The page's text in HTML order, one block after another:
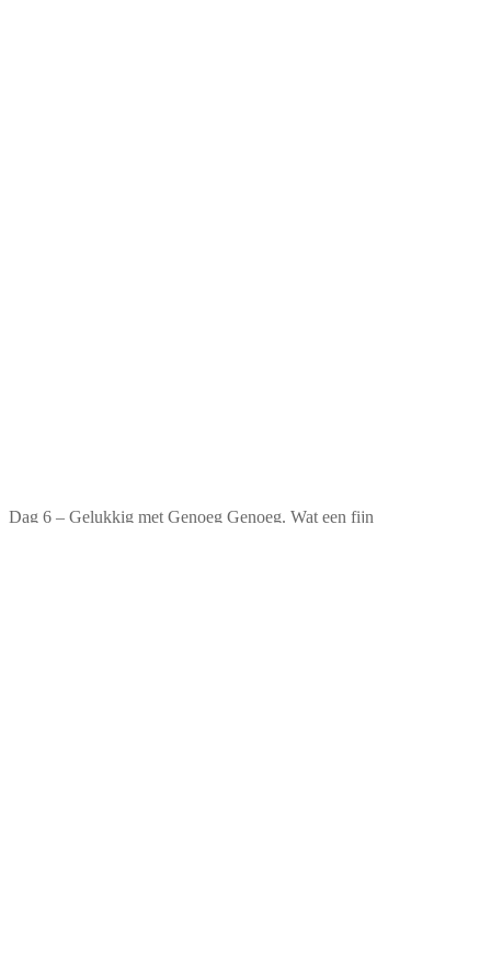
Dag 6 – Gelukkig met Genoeg Genoeg. Wat een fijn